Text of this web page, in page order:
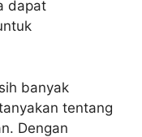
dapat
banyak
tentang
Dengan